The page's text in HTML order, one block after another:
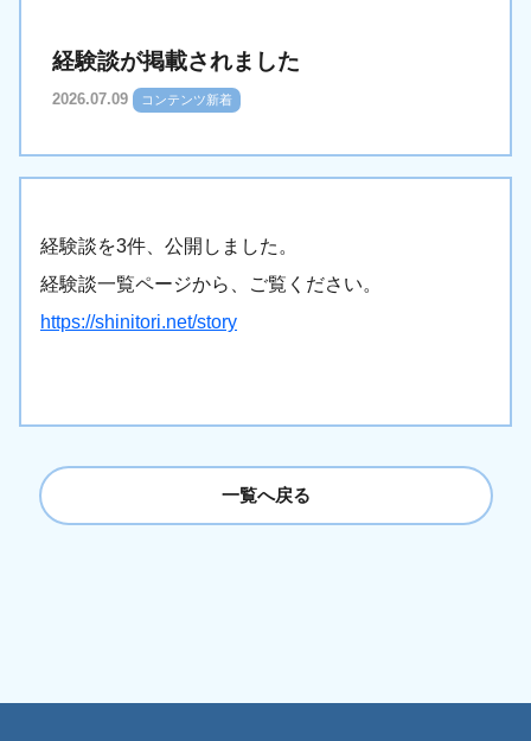
経験談が掲載されました
2026.07.09 コンテンツ新着
経験談を3件、公開しました。
経験談一覧ページから、ご覧ください。
https://shinitori.net/story
一覧へ戻る